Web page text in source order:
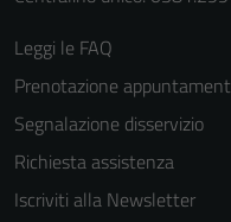
Leggi le FAQ
Prenotazione
Segnalazione disservizio
Richiesta assistenza
Iscriviti alla Newsletter